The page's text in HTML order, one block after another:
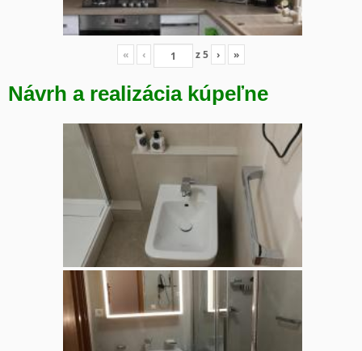
« ‹ z5 › »
Návrh a realizácia kúpeľne